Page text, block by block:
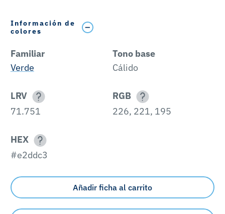
Información de
colores
Familiar
Verde
Tono base
Cálido
LRV
71.751
RGB
226, 221, 195
HEX
#e2ddc3
Añadir ficha al carrito